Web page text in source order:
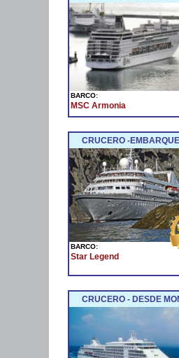
BARCO:
MSC Armonia
CRUCERO -
BARCO:
Star Legend
CRUCERO - DESDE